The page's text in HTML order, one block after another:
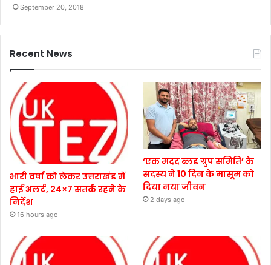
September 20, 2018
Recent News
भारी वर्षा को लेकर उत्तराखंड में
हाई अलर्ट, 24×7 सतर्क रहने के
निर्देश
16 hours ago
‘एक मदद ब्लड ग्रुप समिति’ के
सदस्य ने 10 दिन के मासूम को
दिया नया जीवन
2 days ago